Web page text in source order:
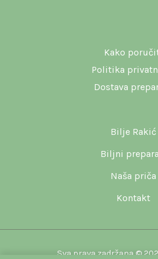
Kako
Politika
Dostava
Bilje Rakić
Biljni
Naša priča
Kontakt
Sva prava zadržana ©